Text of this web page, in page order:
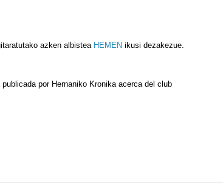
azken albistea HEMEN ikusi dezakezue.
publicada por Hernaniko Kronika acerca del club